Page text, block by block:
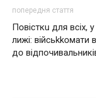
попередня стаття
Повісткu для всіх,
лижі: війсьkkомати
до